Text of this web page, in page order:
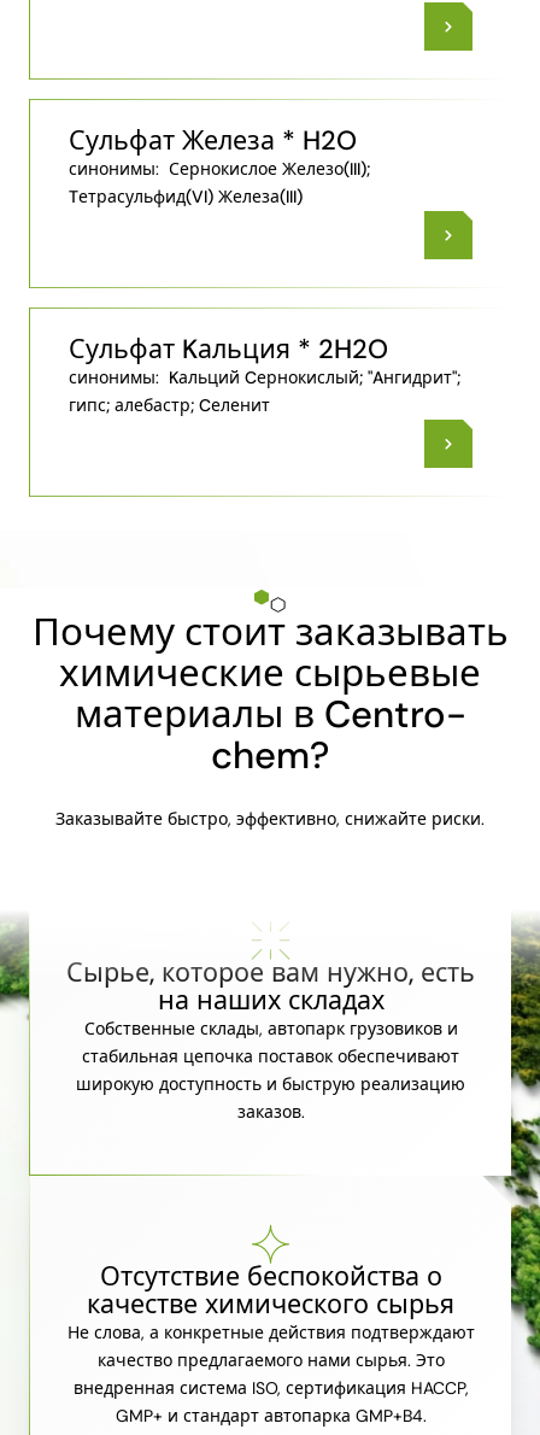
Сульфат Железа * H2O
синонимы: Сернокислое Железо(III);
Tетрасульфид(VI) Железа(III)
Сульфат Kальция * 2H2O
синонимы: Kальций Cернокислый; "Aнгидрит";
гипс; алебастр; Cеленит
Почему стоит заказывать
химические сырьевые
материалы в Centro-
chem?
Заказывайте быстро, эффективно, снижайте риски.
Сырье, которое вам нужно, есть
на наших складах
Собственные склады, автопарк грузовиков и
стабильная цепочка поставок обеспечивают
широкую доступность и быструю реализацию
заказов.
Отсутствие беспокойства о
качестве химического сырья
Не слова, а конкретные действия подтверждают
качество предлагаемого нами сырья. Это
внедренная система ISO, сертификация HACCP,
GMP+ и стандарт автопарка GMP+B4.